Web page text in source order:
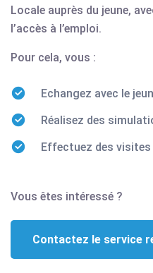
Locale auprès du jeune,
l’accès à l’emploi.
Pour cela, vous :
Echangez avec le
Réalisez des
Effectuez des visites
Vous êtes intéressé ?
Contactez le service